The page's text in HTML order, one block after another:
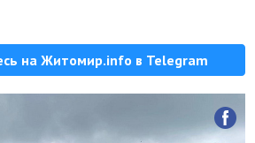
на Житомир.info в Telegram